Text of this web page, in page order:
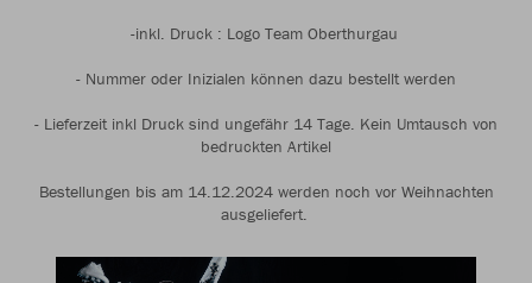
-inkl. Druck : Logo Team Oberthurgau
- Nummer oder Inizialen können dazu bestellt werden
- Lieferzeit inkl Druck sind ungefähr 14 Tage. Kein Umtausch von
bedruckten Artikel
Bestellungen bis am 14.12.2024 werden noch vor Weihnachten
ausgeliefert.